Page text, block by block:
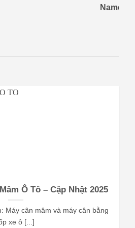
Name
Ô Tô – Cập Nhật 2025
Máy cân mâm và máy cân bằng
xe ô [...]